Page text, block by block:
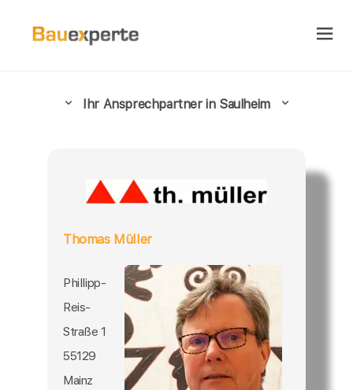
Ihr Ansprechpartner in Saulheim
Thomas Müller
Phillipp-
Reis-
Straße 1
55129
Mainz